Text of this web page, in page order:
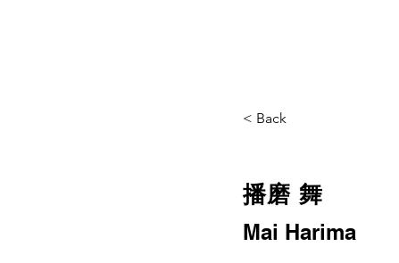
< Back
Mai Harima
播磨 舞